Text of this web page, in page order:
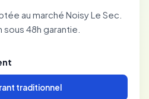
au marché Noisy Le Sec.
48h garantie.
traditionnel